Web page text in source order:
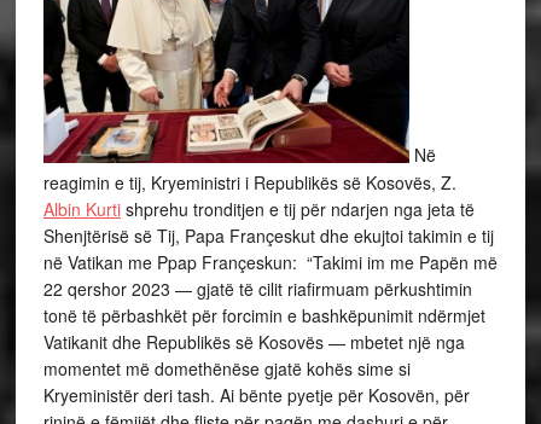
Në
reagimin e tij, Kryeministri i Republikës së Kosovës, Z.
Albin Kurtishprehu tronditjen e tij për ndarjen nga jeta të
Shenjtërisë së Tij, Papa Françeskut dhe ekujtoi takimin e tij
në Vatikan me Ppap Françeskun: “Takimi im me Papën më
22 qershor 2023 — gjatë të cilit riafirmuam përkushtimin
tonë të përbashkët për forcimin e bashkëpunimit ndërmjet
Vatikanit dhe Republikës së Kosovës — mbetet një nga
momentet më domethënëse gjatë kohës sime si
Kryeministër deri tash. Ai bënte pyetje për Kosovën, për